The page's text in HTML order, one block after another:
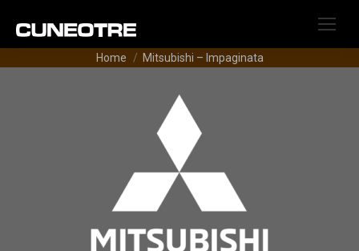
Tu sei qui:
Home Mitsubishi – Impaginata